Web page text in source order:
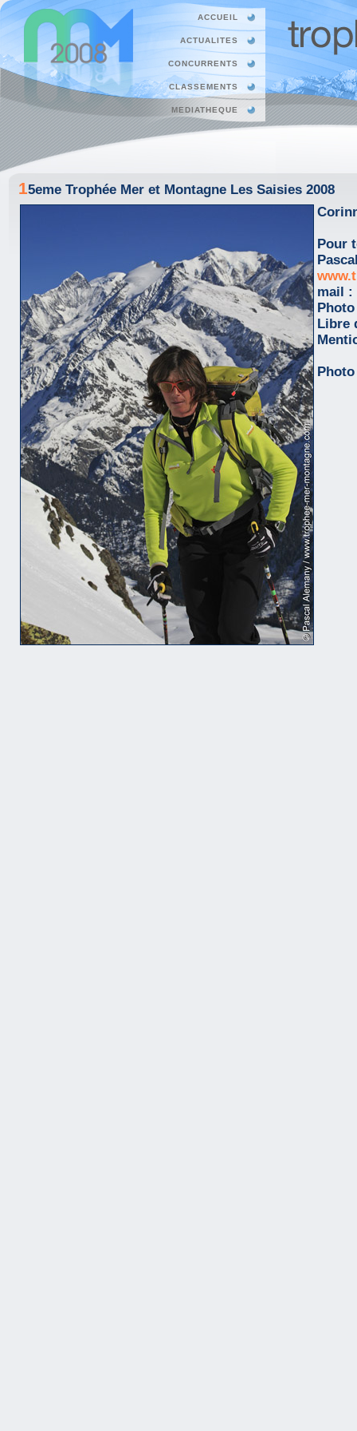
ACCUEIL
ACTUALITES
CONCURRENTS
CLASSEMENTS
MEDIATHEQUE
15eme Trophée Mer et Montagne Les Saisies 2008
Pour
mail :
Photo
Libre